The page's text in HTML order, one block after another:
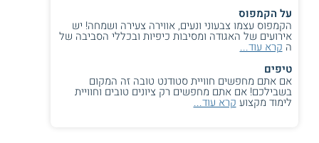
על הקמפוס
הקמפוס עצמו צבעוני ונעים, אווירה צעירה ושמחה! יש
אירועים של האגודה ומסיבות כיפיות ובכללי הסביבה של
ה קרא עוד...
טיפים
אם אתם מחפשים חוויית סטודנט טובה זה המקום
בשבילכם! אם אתם מחפשים רק ציונים טובים וחוויית
לימוד מקצוע קרא עוד...